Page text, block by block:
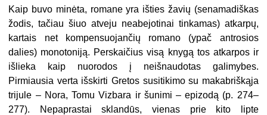
Kaip buvo minėta, romane yra iš­ties žavių (senamadiškas
žodis, ta­čiau šiuo atveju neabejotinai tinka­mas) atkarpų,
kartais net kompensuojančių romano (ypač antrosios
dalies) monotoniją. Perskaičius visą knygą tos atkarpos ir
išlieka kaip nuorodos į neišnaudotas galimybes.
Pirmiausia verta išskirti Gretos su­sitikimo su makabriškąja
trijule – Nora, Tomu Vizbara ir šunimi – epi­zodą (p. 274–
277). Nepaprastai sklandūs, vienas prie kito lipte